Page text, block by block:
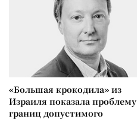
«Большая крокодила» из
Израиля показала проблему
границ допустимого